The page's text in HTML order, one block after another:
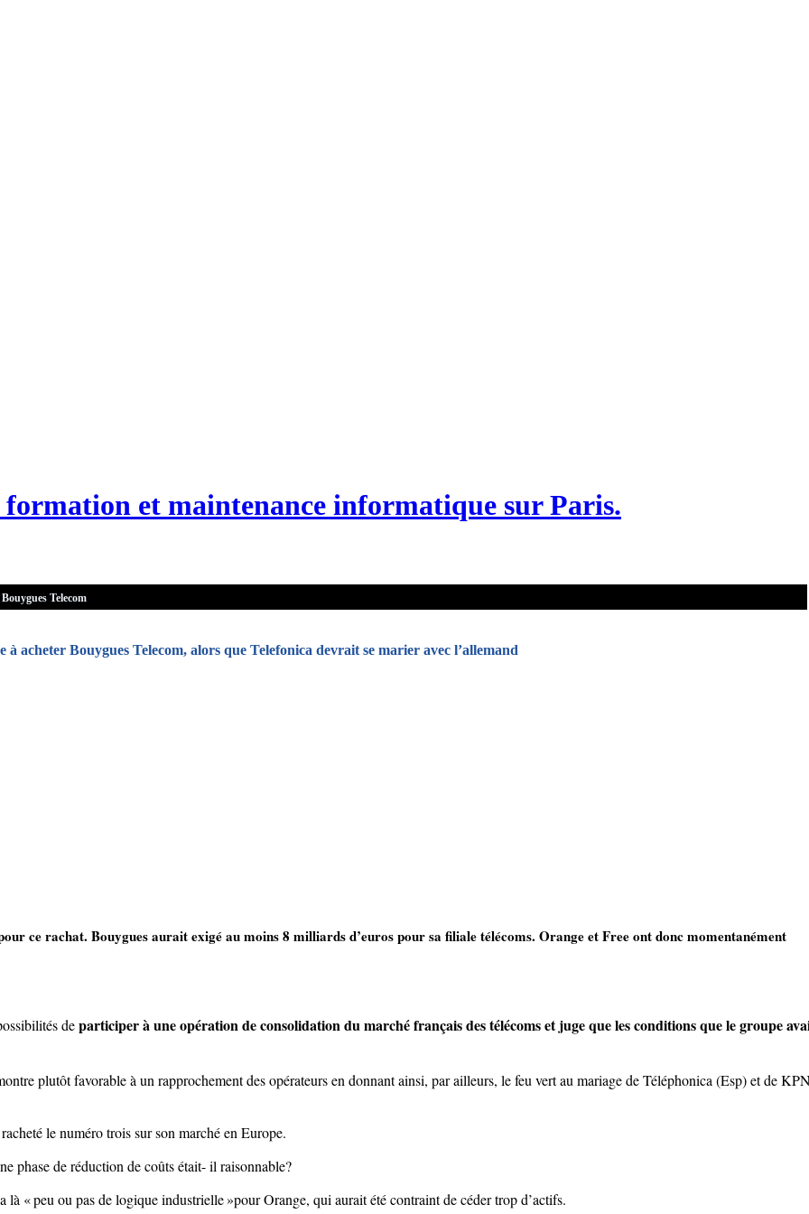
et maintenance informatique sur Paris.
Bouygues Telecom
acheter Bouygues Telecom, alors que Telefonica devrait se marier avec l’allemand
ce rachat. Bouygues aurait exigé au moins 8 milliards d’euros pour sa filiale télécoms. Orange et Free ont donc momentanément
departiciper à une opération de consolidation du marché français des télécoms et juge que les conditions que le groupe
plutôt favorable à un rapprochement des opérateurs en donnant ainsi, par ailleurs, le feu vert au mariage de Téléphonica (Esp) et de
le numéro trois sur son marché en Europe.
phase de réduction de coûts était- il raisonnable?
là «peu ou pas de logique industrielle»pour Orange, qui aurait été contraint de céder trop d’actifs.